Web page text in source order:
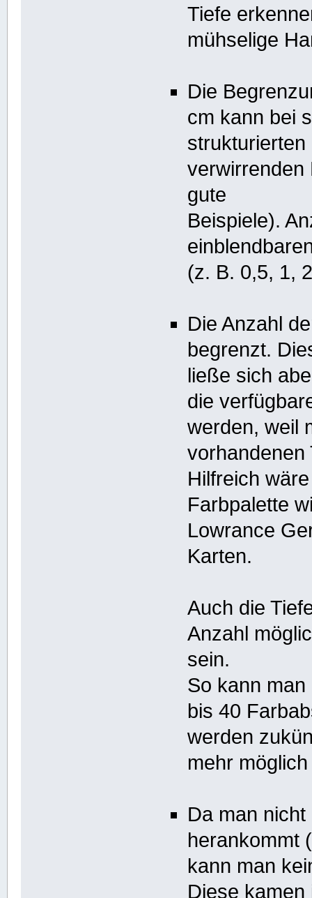
Tiefe
mühselige
Die
cm kann bei
verwirrenden
gute
Beispiele).
(z. B. 0,5, 1,
Die Anzahl
begrenzt.
ließe sich
die
werden, weil
vorhandenen
Hilfreich
Farbpalette
Lowrance
Karten.
Auch die
Anzahl
sein.
So kann
bis 40
werden
mehr
Da man
herankommt
kann man
Diese kamen